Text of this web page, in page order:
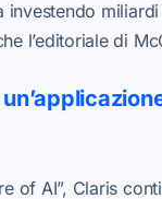
investendo
l’editoriale di
of AI”, Claris